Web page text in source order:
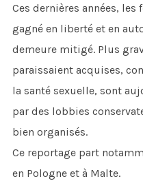
Ces dernières années,
gagné en liberté et en
demeure mitigé. Plus
paraissaient acquises,
la santé sexuelle, sont
par des lobbies
bien organisés.
Ce reportage part
en Pologne et à Malte.